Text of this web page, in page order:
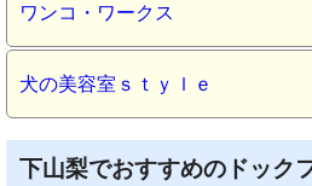
ワンコ・ワークス
犬の美容室ｓｔｙｌｅ
下山梨でおすすめのドック